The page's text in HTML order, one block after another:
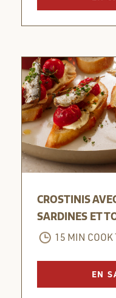
CROSTINIS
SARDINES ET
15 MIN COOK
EN